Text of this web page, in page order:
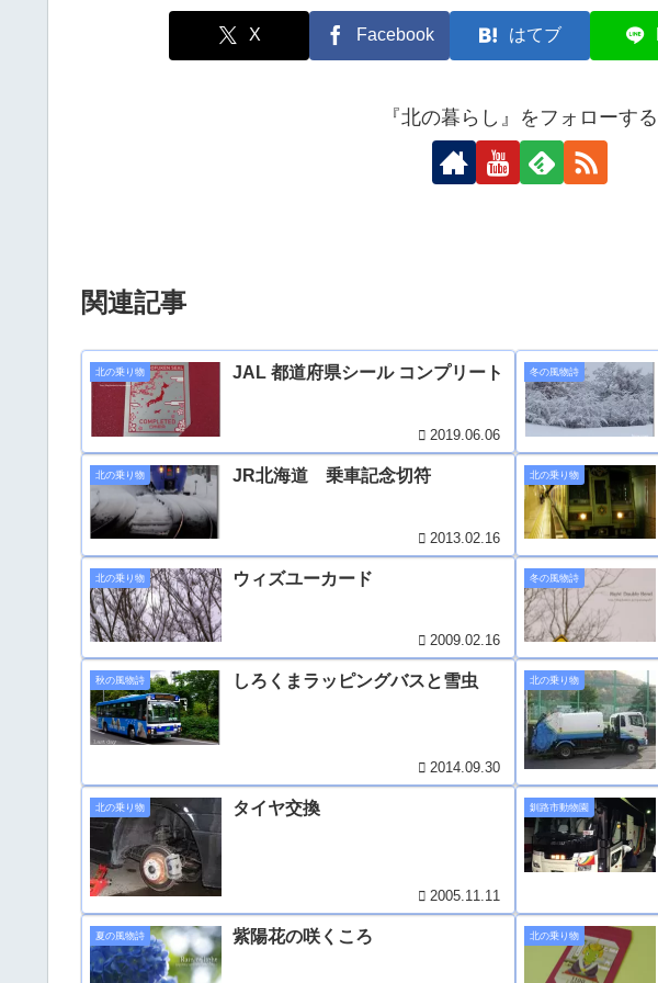
X Facebook はてブ
『北の暮らし』をフォローする
関連記事
北の乗り物 JAL 都道府県シール コンプリート
2019.06.06
冬の風物詩
北の乗り物 JR北海道 乗車記念切符
2013.02.16
北の乗り物
北の乗り物 ウィズユーカード
2009.02.16
冬の風物詩
秋の風物詩 しろくまラッピングバスと雪虫
2014.09.30
北の乗り物
北の乗り物 タイヤ交換
2005.11.11
釧路市動物園
夏の風物詩 紫陽花の咲くころ 北の乗り物